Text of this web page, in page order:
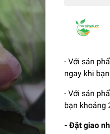
- Với sản
ngay khi
- Với sản
bạn khoảng
- Đặt giao